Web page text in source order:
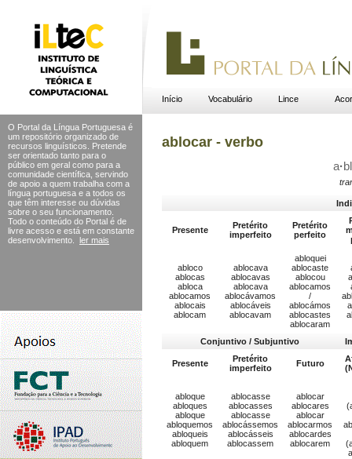
Início Vocabulário Lince
O Portal da Língua Portuguesa é
um repositório organizado de
recursos linguísticos. Pretende
ser orientado tanto para o
público em geral como para a
comunidade científica, servindo
de apoio a quem trabalha com a
língua portuguesa e a todos os
que têm interesse ou dúvidas
sobre o seu funcionamento.
Todo o conteúdo do Portal é de
livre acesso e está em constante
desenvolvimento.
ler mais
ablocar - verbo
a·
Presente
Pretérito
imperfeito
Pretérito
perfeito
abloco
ablocas
abloca
ablocamos
ablocais
ablocam
ablocava
ablocavas
ablocava
ablocávamos
ablocáveis
ablocavam
abloquei
ablocaste
ablocou
ablocamos
/
ablocámos
ablocastes
ablocaram
Conjuntivo / Subjuntivo
Presente
Pretérito
imperfeito
Futuro
abloque
abloques
abloque
abloquemos
abloqueis
abloquem
ablocasse
ablocasses
ablocasse
ablocássemos
ablocásseis
ablocassem
ablocar
ablocares
ablocar
ablocarmos
ablocardes
ablocarem